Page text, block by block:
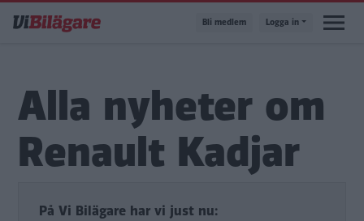
till
Bli medlem Logga in
Alla nyheter om
Renault Kadjar
På Vi Bilägare har vi just nu: